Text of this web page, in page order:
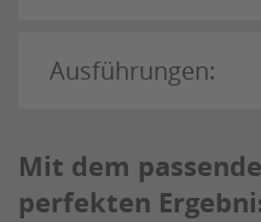
Ausführungen:
Mit dem
perfekten